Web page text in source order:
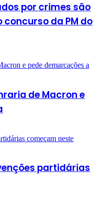
por crimes são
da PM do
de Macron e
partidárias